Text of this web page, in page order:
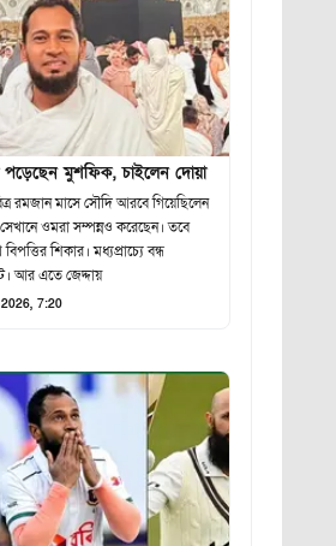
পড়েছেন মুশফিক, চাইলেন দোয়া
রমজান মাসে সৌদি আরবে গিয়েছিলেন
ওমরা সম্পন্নও করেছেন। তবে
শিকার। মধ্যপ্রাচ্যে বন্ধ
আর এতে জেদ্দায়
7:20